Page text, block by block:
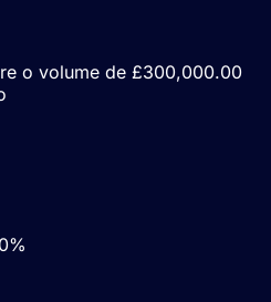
o volume de £300,000.00